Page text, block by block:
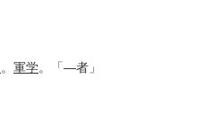
。 軍学。「―者」